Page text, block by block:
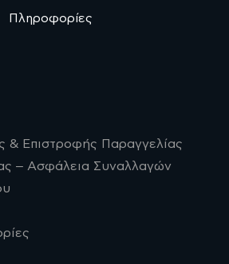
Πληροφορίες
& Επιστροφής Παραγγελίας
– Ασφάλεια Συναλλαγών